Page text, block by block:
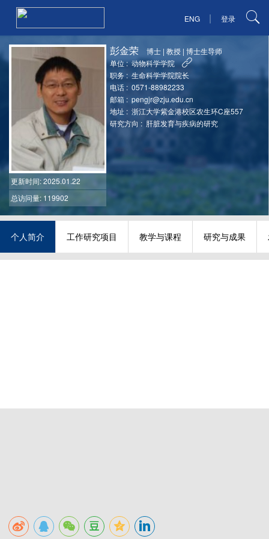
ENG | 登录
更新时间: 2025.01.22
总访问量: 119902
彭金荣 博士 |教授 |博士生导师
单位 : 动物科学学院
职务 : 生命科学学院院长
电话 : 0571-88982233
邮箱 : pengjr@zju.edu.cn
地址 : 浙江大学紫金港校区农生环C座557
研究方向 : 肝脏发育与疾病的研究
个人简介 工作研究项目 教学与课程 研究与成果